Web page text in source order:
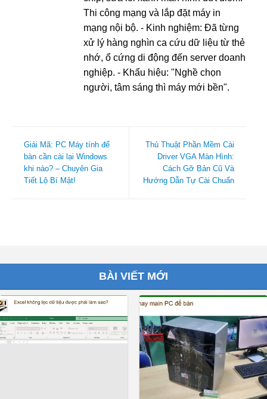
Thi công mạng và lắp đặt máy in
mạng nội bộ. - Kinh nghiệm: Đã từng
xử lý hàng nghìn ca cứu dữ liệu từ thẻ
nhớ, ổ cứng di động đến server doanh
nghiệp. - Khẩu hiệu: "Nghề chọn
người, tâm sáng thì máy mới bền".
Giải Mã: PC Máy tính để
bàn cần cài lại Windows
khi nào? – Chuyên Gia
Tiết Lộ Bí Mật!
Thủ Thuật Phần Mềm Cài
Driver VGA Màn Hình:
Cách Gỡ Bản Cũ Và
Hướng Dẫn Tự Cài Chuẩn
BÀI VIẾT MỚI